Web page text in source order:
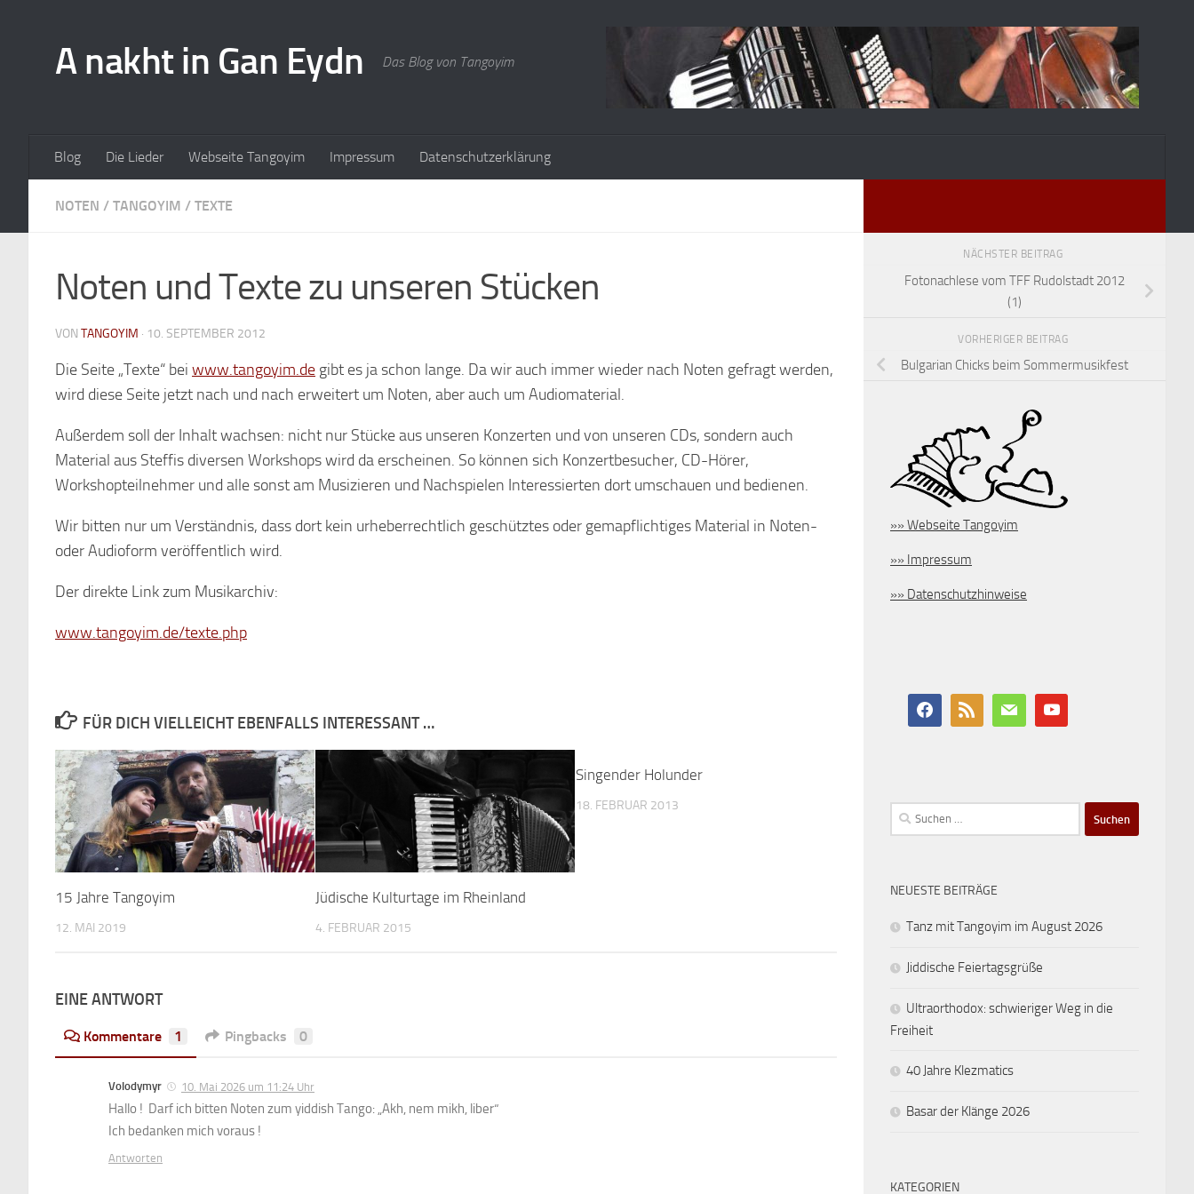
A nakht in Gan Eydn Das Blog von Tangoyim
Blog Die Lieder Webseite Tangoyim Impressum Datenschutzerklärung
NOTEN / TANGOYIM / TEXTE
Noten und Texte zu unseren Stücken
VON TANGOYIM · 10. SEPTEMBER 2012
Die Seite „Texte“ bei www.tangoyim.de gibt es ja schon lange. Da wir auch immer wieder nach Noten gefragt werden,
wird diese Seite jetzt nach und nach erweitert um Noten, aber auch um Audiomaterial.
Außerdem soll der Inhalt wachsen: nicht nur Stücke aus unseren Konzerten und von unseren CDs, sondern auch
Material aus Steffis diversen Workshops wird da erscheinen. So können sich Konzertbesucher, CD-Hörer,
Workshopteilnehmer und alle sonst am Musizieren und Nachspielen Interessierten dort umschauen und bedienen.
Wir bitten nur um Verständnis, dass dort kein urheberrechtlich geschütztes oder gemapflichtiges Material in Noten-
oder Audioform veröffentlich wird.
Der direkte Link zum Musikarchiv:
www.tangoyim.de/texte.php
FÜR DICH VIELLEICHT EBENFALLS INTERESSANT …
15 Jahre Tangoyim
12. MAI 2019
Jüdische Kulturtage im Rheinland
4. FEBRUAR 2015
Singender Holunder
18. FEBRUAR 2013
EINE ANTWORT
Kommentare 1 Pingbacks 0
Volodymyr 10. Mai 2026 um 11:24 Uhr
Hallo ! Darf ich bitten Noten zum yiddish Tango: „Akh, nem mikh, liber“
Ich bedanken mich voraus !
Antworten
NÄCHSTER BEITRAG
Fotonachlese vom TFF Rudolstadt 2012
(1)
VORHERIGER BEITRAG
Bulgarian Chicks beim Sommermusikfest
»» Webseite Tangoyim
»» Impressum
»» Datenschutzhinweise
Suchen
nach:
NEUESTE BEITRÄGE
Tanz mit Tangoyim im August 2026
Jiddische Feiertagsgrüße
Ultraorthodox: schwieriger Weg in die
Freiheit
40 Jahre Klezmatics
Basar der Klänge 2026
KATEGORIEN